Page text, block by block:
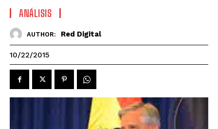
ANÁLISIS
AUTHOR: Red Digital
10/22/2015